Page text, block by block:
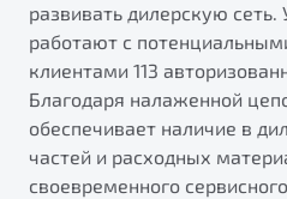
Универсальный кроссовер
от 2 499 990 ₽*
Спецпредложения
Запись на сервис
Калькулятор ТО
Клиентская поддержка
развивать дилерскую
работают с
клиентами 113
Благодаря налаженной
обеспечивает наличие в
частей и расходных
своевременного